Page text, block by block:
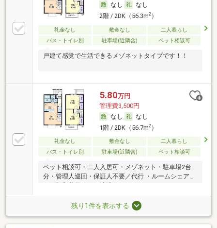
なし
なし
2階 / 2DK（56.3m2）
礼金なし 敷金なし
二人暮らし
バス・トイレ別
駐車場(近隣含) ペット相談可
戸建て感覚で生活できるメゾネットタイプです！！
5.80万円
管理費3,500円
なし
なし
1階 / 2DK（56.7m2）
礼金なし 敷金なし
二人暮らし
バス・トイレ別
駐車場(近隣含) ペット相談可
ペット相談可・二人入居可・メゾネット・駐車場2台
分・管理人巡回・保証人不要／代行 ・ルームシェア
残り1件を表示する